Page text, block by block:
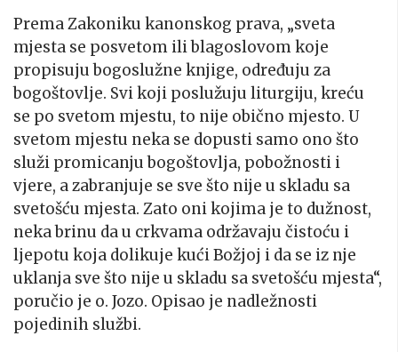
Prema Zakoniku kanonskog prava, „sveta
mjesta se posvetom ili blagoslovom koje
propisuju bogoslužne knjige, određuju za
bogoštovlje. Svi koji poslužuju liturgiju, kreću
se po svetom mjestu, to nije obično mjesto. U
svetom mjestu neka se dopusti samo ono što
služi promicanju bogoštovlja, pobožnosti i
vjere, a zabranjuje se sve što nije u skladu sa
svetošću mjesta. Zato oni kojima je to dužnost,
neka brinu da u crkvama održavaju čistoću i
ljepotu koja dolikuje kući Božjoj i da se iz nje
uklanja sve što nije u skladu sa svetošću mjesta“,
poručio je o. Jozo. Opisao je nadležnosti
pojedinih službi.